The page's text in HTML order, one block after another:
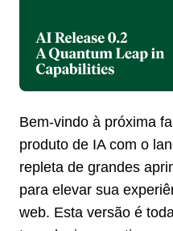
Bem-vindo à próxima
produto de IA com o
repleta de grandes
para elevar sua
web. Esta versão é